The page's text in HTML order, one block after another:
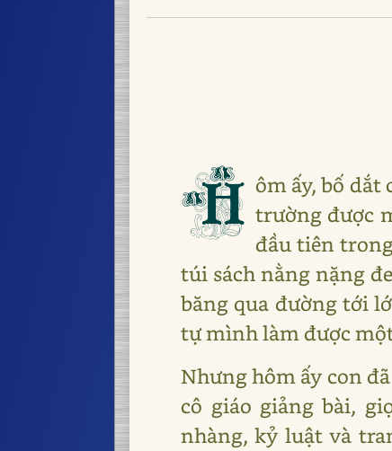
H ôm ấy, bố dắt
trường được
đầu tiên
túi sách nằng nặng
băng qua đường tới
tự mình làm được
Nhưng hôm ấy con
cô giáo giảng bài,
nhàng, kỷ luật và